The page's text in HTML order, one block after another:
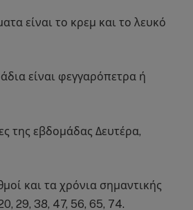
είναι το κρεμ και το λευκό
είναι φεγγαρόπετρα ή
της εβδομάδας Δευτέρα,
και τα χρόνια σημαντικής
29, 38, 47, 56, 65, 74.